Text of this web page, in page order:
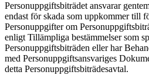
Personuppgiftsbiträdet ansvarar
endast för skada som uppkommer till
Personuppgifter om
enligt Tillämpliga bestämmelser som
Personuppgiftsbiträden eller har
med Personuppgiftsansvariges
detta Personuppgiftsbiträdesavtal.